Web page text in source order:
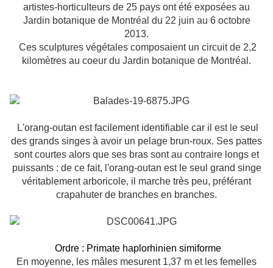
artistes-horticulteurs de 25 pays ont été exposées au
Jardin botanique de Montréal du 22 juin au 6 octobre
2013.
Ces sculptures végétales composaient un circuit de 2,2
kilomètres au coeur du Jardin botanique de Montréal.
L'orang-outan est facilement identifiable car il est le seul
des grands singes à avoir un pelage brun-roux. Ses pattes
sont courtes alors que ses bras sont au contraire longs et
puissants : de ce fait, l'orang-outan est le seul grand singe
véritablement arboricole, il marche très peu, préférant
crapahuter de branches en branches.
Ordre : Primate haplorhinien simiforme
En moyenne, les mâles mesurent 1,37 m et les femelles